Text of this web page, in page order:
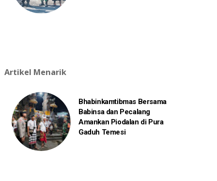
Artikel Menarik
Bhabinkamtibmas Bersama
Babinsa dan Pecalang
Amankan Piodalan di Pura
Gaduh Temesi